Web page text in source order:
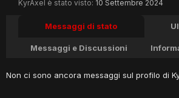
KyrAxel è stato visto: 10 Settembre 2024
Messaggi di stato
Messaggi e Discussioni
Non ci sono ancora messaggi sul profilo di